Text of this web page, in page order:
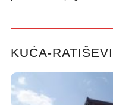
KUĆA-